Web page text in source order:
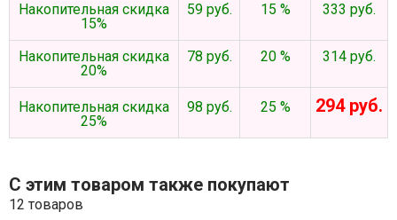
Накопительная скидка
15%
59 руб. 15 % 333 руб.
Накопительная скидка
20%
78 руб. 20 % 314 руб.
Накопительная скидка
25%
98 руб. 25 % 294 руб.
С этим товаром также покупают
12 товаров